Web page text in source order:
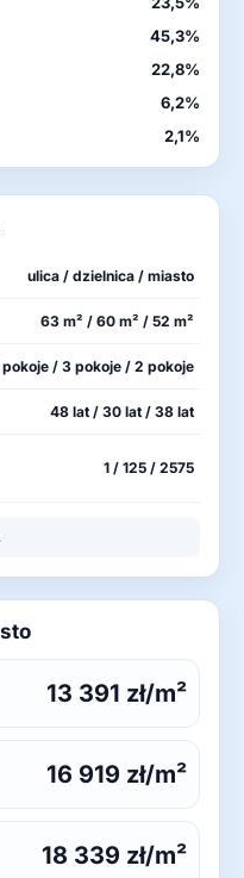
45,3%
22,8%
6,2%
2,1%
ulica / dzielnica / miasto
63 m² / 60 m² / 52 m²
/ 3 pokoje / 2 pokoje
48 lat / 30 lat / 38 lat
1 / 125 / 2575
13 391 zł/m²
16 919 zł/m²
18 339 zł/m²